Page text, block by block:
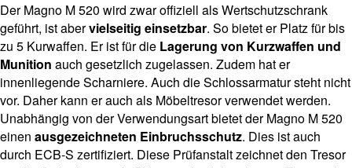
Der Magno M 520 wird zwar offiziell als Wertschutzschrank
geführt, ist abervielseitig einsetzbar. So bietet er Platz für bis
zu 5 Kurwaffen. Er ist für die Lagerung von Kurzwaffen und
Munition auch gesetzlich zugelassen. Zudem hat er
innenliegende Scharniere. Auch die Schlossarmatur steht nicht
vor. Daher kann er auch als Möbeltresor verwendet werden.
Unabhängig von der Verwendungsart bietet der Magno M 520
einen ausgezeichneten Einbruchsschutz. Dies ist auch
durch ECB-S zertifiziert. Diese Prüfanstalt zeichnet den Tresor